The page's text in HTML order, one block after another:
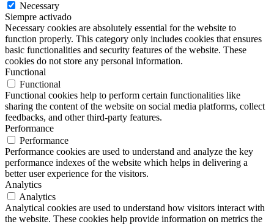
Necessary
Siempre activado
Necessary cookies are absolutely essential for the website to
function properly. This category only includes cookies that ensures
basic functionalities and security features of the website. These
cookies do not store any personal information.
Functional
Functional
Functional cookies help to perform certain functionalities like
sharing the content of the website on social media platforms, collect
feedbacks, and other third-party features.
Performance
Performance
Performance cookies are used to understand and analyze the key
performance indexes of the website which helps in delivering a
better user experience for the visitors.
Analytics
Analytics
Analytical cookies are used to understand how visitors interact with
the website. These cookies help provide information on metrics the